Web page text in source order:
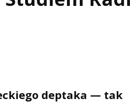
deptaka — tak